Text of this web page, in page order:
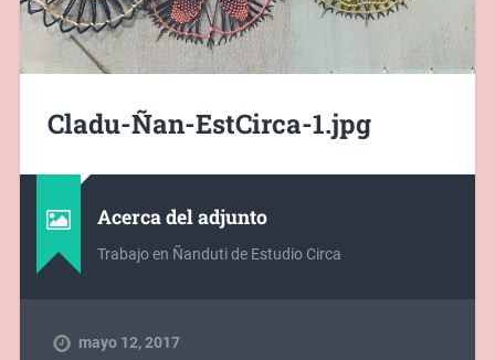
Cladu-Ñan-EstCirca-1.jpg
Acerca del adjunto
Trabajo en Ñanduti de Estudio Circa
mayo 12, 2017